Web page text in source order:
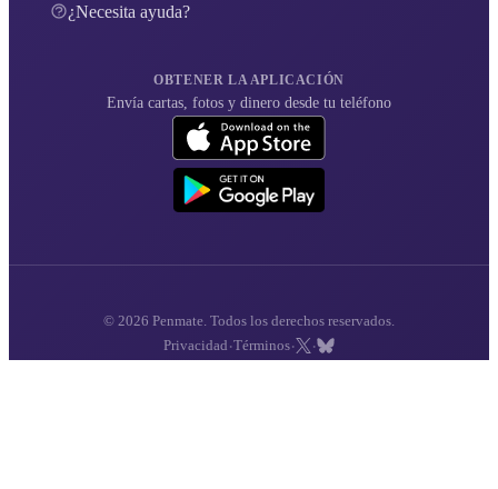
¿Necesita ayuda?
OBTENER LA APLICACIÓN
Envía cartas, fotos y dinero desde tu teléfono
© 2026 Penmate. Todos los derechos reservados.
Privacidad ·Términos· ·